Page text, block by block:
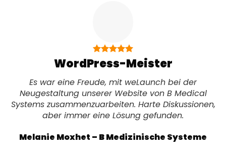
WordPress-Meister
Es war eine Freude, mit weLaunch bei der
Neugestaltung unserer Website von B Medical
Systems zusammenzuarbeiten. Harte Diskussionen,
aber immer eine Lösung gefunden.
Melanie Moxhet – B Medizinische Systeme